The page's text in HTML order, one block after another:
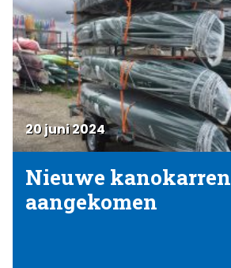
20 juni 2024
Nieuwe kanokarren
aangekomen